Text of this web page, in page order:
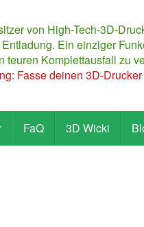
von High-Tech-3D-
Ein einziger
teuren Komplettausfall zu
Fasse deinen 3D-
FaQ 3D Wicki